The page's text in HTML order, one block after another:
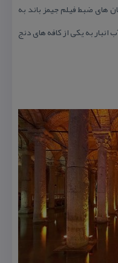
از مكان های ضبط فیلم جیمز باند به
به یكی از كافه های دنج